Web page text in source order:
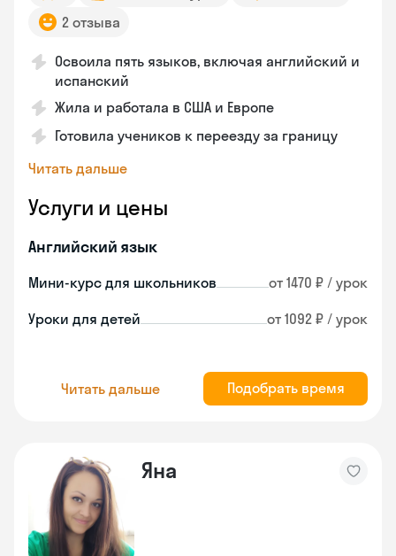
2 отзыва
Освоила пять языков, включая английский и
испанский
Жила и работала в США и Европе
Готовила учеников к переезду за границу
Читать дальше
Услуги и цены
Английский язык
Мини-курс для школьников от 1470 ₽ / урок
Уроки для детей от 1092 ₽ / урок
Читать дальше Подобрать время
Яна